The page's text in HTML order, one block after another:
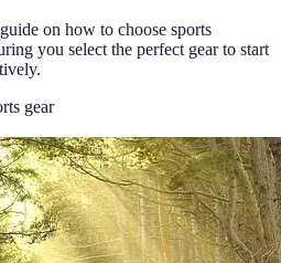
on how to choose sports
you select the perfect gear to start
gear